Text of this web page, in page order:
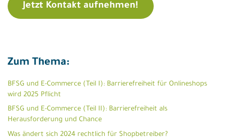
Jetzt Kontakt aufnehmen!
Zum Thema:
BFSG und E-Commerce (Teil I): Barrierefreiheit für Onlineshops
wird 2025 Pflicht
BFSG und E-Commerce (Teil II): Barrierefreiheit als
Herausforderung und Chance
Was ändert sich 2024 rechtlich für Shopbetreiber?